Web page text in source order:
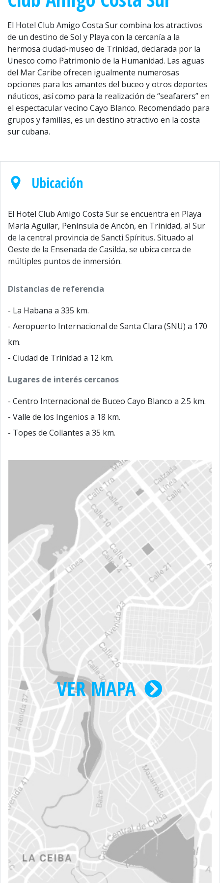
El Hotel Club Amigo Costa Sur combina los atractivos
de un destino de Sol y Playa con la cercanía a la
hermosa ciudad-museo de Trinidad, declarada por la
Unesco como Patrimonio de la Humanidad. Las aguas
del Mar Caribe ofrecen igualmente numerosas
opciones para los amantes del buceo y otros deportes
náuticos, así como para la realización de “seafarers” en
el espectacular vecino Cayo Blanco. Recomendado para
grupos y familias, es un destino atractivo en la costa
sur cubana.
Ubicación
El Hotel Club Amigo Costa Sur se encuentra en Playa
María Aguilar, Península de Ancón, en Trinidad, al Sur
de la central provincia de Sancti Spíritus. Situado al
Oeste de la Ensenada de Casilda, se ubica cerca de
múltiples puntos de inmersión.
Distancias de referencia
- La Habana a 335 km.
- Aeropuerto Internacional de Santa Clara (SNU) a 170
km.
- Ciudad de Trinidad a 12 km.
Lugares de interés cercanos
- Centro Internacional de Buceo Cayo Blanco a 2.5 km.
- Valle de los Ingenios a 18 km.
- Topes de Collantes a 35 km.
VER MAPA